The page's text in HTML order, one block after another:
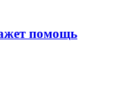
помощь